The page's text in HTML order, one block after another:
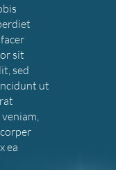
sit
sed
ut
ea